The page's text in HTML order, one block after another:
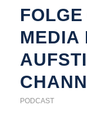
MEDIA
PODCAST